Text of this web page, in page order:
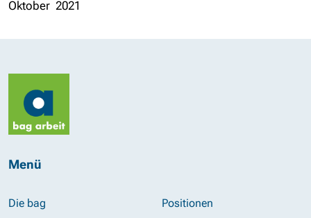
Oktober 2021
Menü
Die bag
Positionen